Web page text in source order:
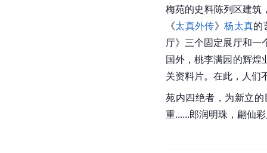
梅苑的史料陈列区建筑
《太真外传》杨太真的
厅》三个固定展厅和一
国外，桃李满园的辉煌
关资料片。在此，人们
苑内四绝者，为新立
重......郎润明珠，翩仙